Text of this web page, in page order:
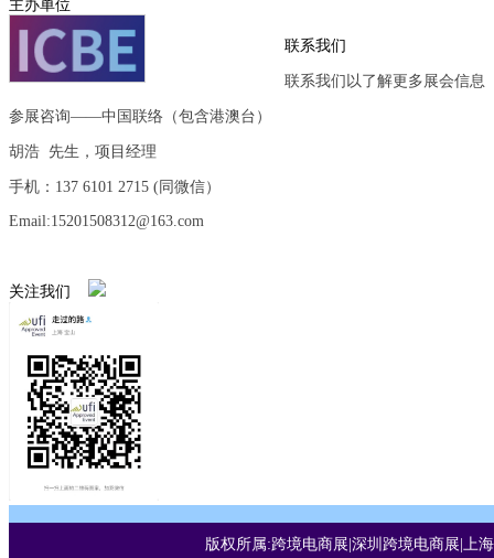
主办单位
联系我们
联系我们以了解更多展会信息
参展咨询——中国联络（包含港澳台）
胡浩 先生，项目经理
手机：137 6101 2715 (同微信）
Email:15201508312@163.com
关注我们
版权所属:跨境电商展|深圳跨境电商展|上